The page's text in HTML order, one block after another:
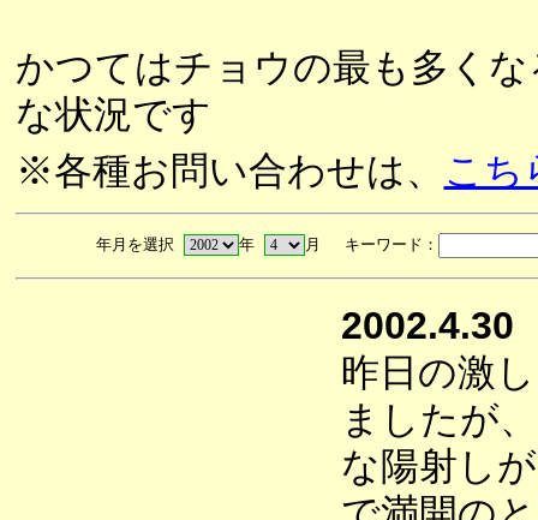
かつてはチョウの最も多く
な状況です
※各種お問い合わせは、 こち
年月を選択 年 月 キーワード：
2002.4.30
昨日の激
ましたが
な陽射し